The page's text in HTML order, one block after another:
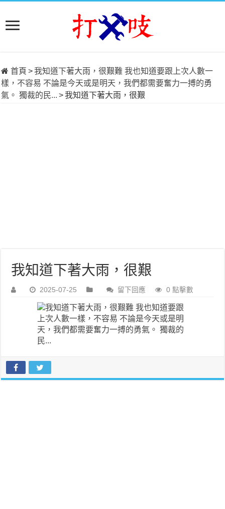
首頁 >我知道下著大雨，很艱難 我也知道要跟上次人數一
樣，不容易 不論是今天或是明天，我們都需要奮力一搏的勇
氣。 獨裁的民... >我知道下著大雨，很艱
我知道下著大雨，很艱
2025-07-25 留下回應 0 點擊數